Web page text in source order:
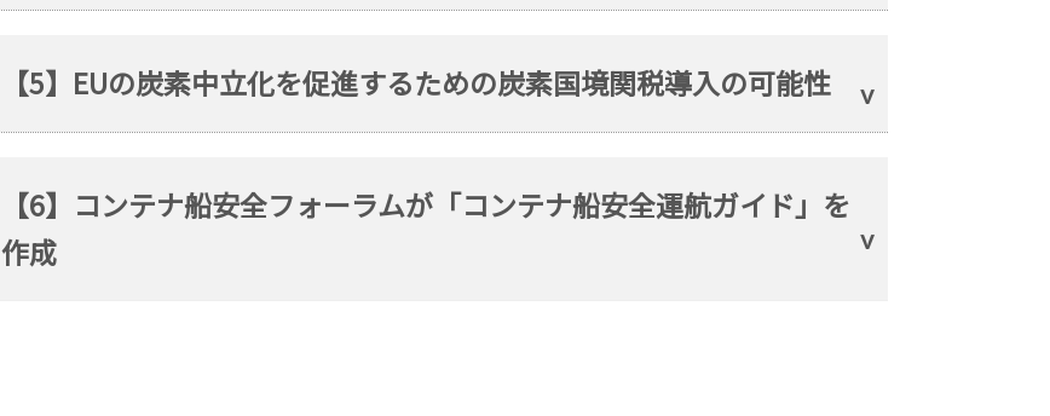
【5】EUの炭素中立化を促進するための炭素国境関税導入の可能性
【6】コンテナ船安全フォーラムが「コンテナ船安全運航ガイド」を
作成